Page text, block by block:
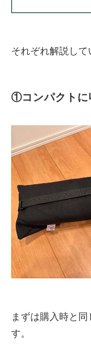
それぞれ解説して
①コンパクトに
まずは購入時と
す。